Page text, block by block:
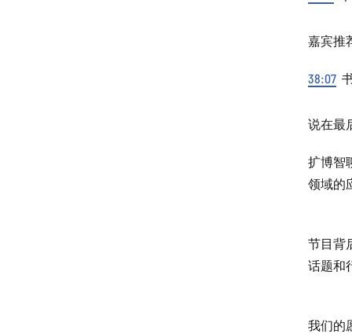
嘉宾推
38:07
说在最
扩博智
领域的
节目背
话题和
我们的